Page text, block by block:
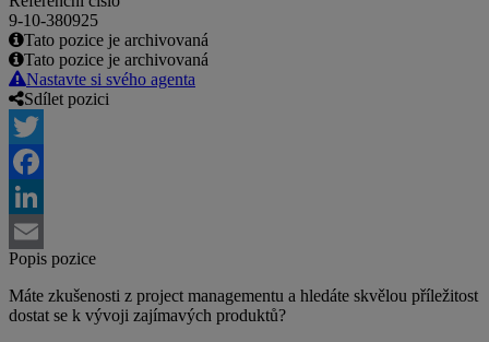
9-10-380925
Tato pozice je archivovaná
Tato pozice je archivovaná
Nastavte si svého agenta
Sdílet pozici
Twitter
Facebook
LinkedIn
Email
Popis pozice
Máte zkušenosti z project managementu a hledáte skvělou příležitost
dostat se k vývoji zajímavých produktů?